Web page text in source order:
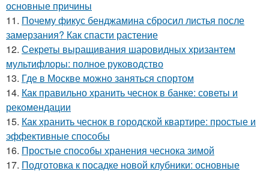
основные причины
11. Почему фикус бенджамина сбросил листья после
замерзания? Как спасти растение
12. Секреты выращивания шаровидных хризантем
мультифлоры: полное руководство
13. Где в Москве можно заняться спортом
14. Как правильно хранить чеснок в банке: советы и
рекомендации
15. Как хранить чеснок в городской квартире: простые и
эффективные способы
16. Простые способы хранения чеснока зимой
17. Подготовка к посадке новой клубники: основные